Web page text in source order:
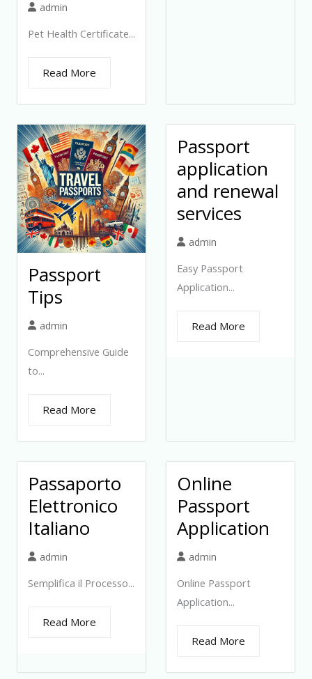
admin
Pet Health Certificate...
Read More
Passport
Tips
admin
Comprehensive Guide
to...
Read More
Passport
application
and renewal
services
admin
Easy Passport
Application...
Read More
Passaporto
Elettronico
Italiano
admin
Semplifica il Processo...
Read More
Online
Passport
Application
admin
Online Passport
Application...
Read More